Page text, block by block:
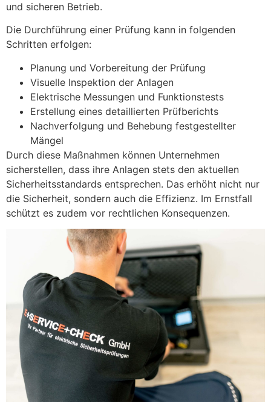
und sicheren Betrieb.
Die Durchführung einer Prüfung kann in folgenden
Schritten erfolgen:
Planung und Vorbereitung der Prüfung
Visuelle Inspektion der Anlagen
Elektrische Messungen und Funktionstests
Erstellung eines detaillierten Prüfberichts
Nachverfolgung und Behebung festgestellter
Mängel
Durch diese Maßnahmen können Unternehmen
sicherstellen, dass ihre Anlagen stets den aktuellen
Sicherheitsstandards entsprechen. Das erhöht nicht nur
die Sicherheit, sondern auch die Effizienz. Im Ernstfall
schützt es zudem vor rechtlichen Konsequenzen.